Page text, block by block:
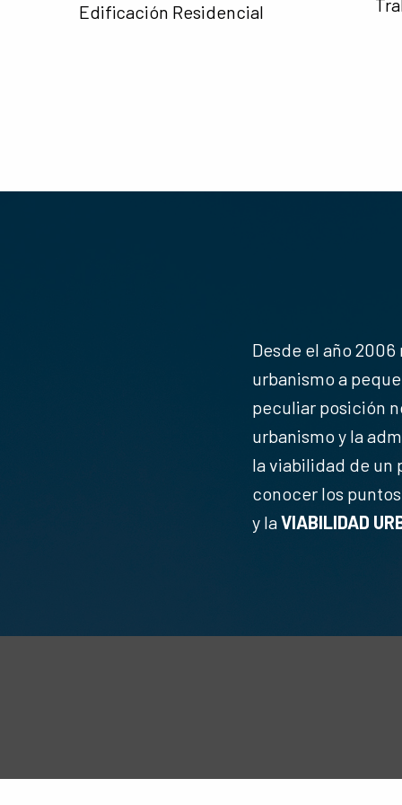
Edificación Residencial
Desde el año
urbanismo a
peculiar posición
urbanismo y la
la viabilidad de un
conocer los
y laVIABILIDAD